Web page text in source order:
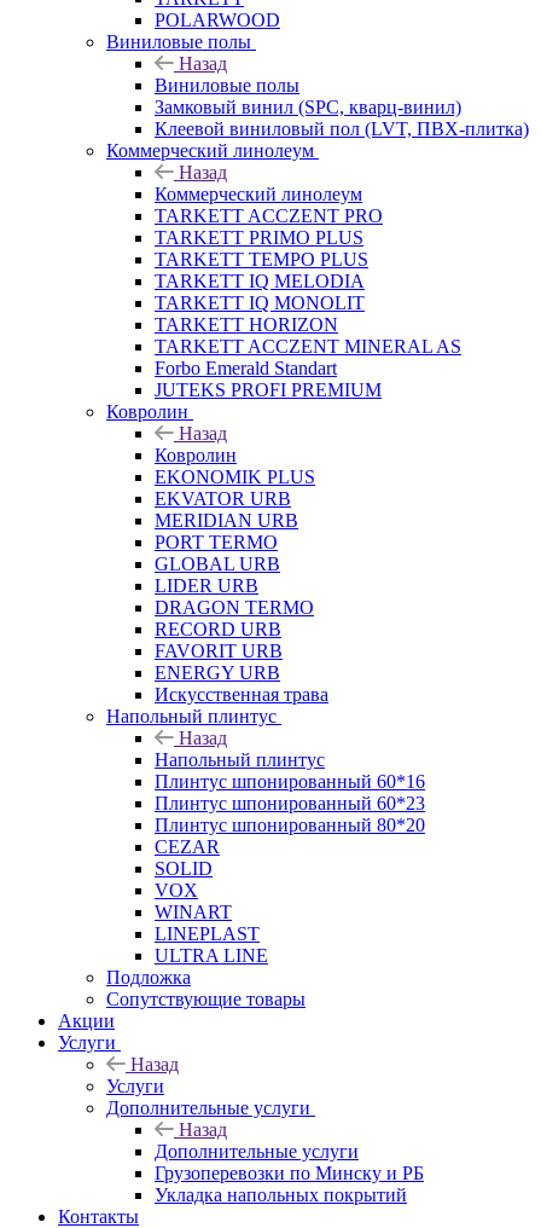
POLARWOOD
Виниловые полы
Назад
Виниловые полы
Замковый винил (SPC, кварц-винил)
Клеевой виниловый пол (LVT, ПВХ-плитка)
Коммерческий линолеум
Назад
Коммерческий линолеум
TARKETT ACCZENT PRO
TARKETT PRIMO PLUS
TARKETT TEMPO PLUS
TARKETT IQ MELODIA
TARKETT IQ MONOLIT
TARKETT HORIZON
TARKETT ACCZENT MINERAL AS
Forbo Emerald Standart
JUTEKS PROFI PREMIUM
Ковролин
Назад
Ковролин
EKONOMIK PLUS
EKVATOR URB
MERIDIAN URB
PORT TERMO
GLOBAL URB
LIDER URB
DRAGON TERMO
RECORD URB
FAVORIT URB
ENERGY URB
Искусственная трава
Напольный плинтус
Назад
Напольный плинтус
Плинтус шпонированный 60*16
Плинтус шпонированный 60*23
Плинтус шпонированный 80*20
CEZAR
SOLID
VOX
WINART
LINEPLAST
ULTRA LINE
Подложка
Сопутствующие товары
Акции
Услуги
Назад
Услуги
Дополнительные услуги
Назад
Дополнительные услуги
Грузоперевозки по Минску и РБ
Укладка напольных покрытий
Контакты